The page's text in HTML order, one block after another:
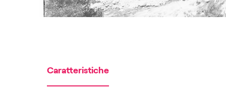
Caratteristiche